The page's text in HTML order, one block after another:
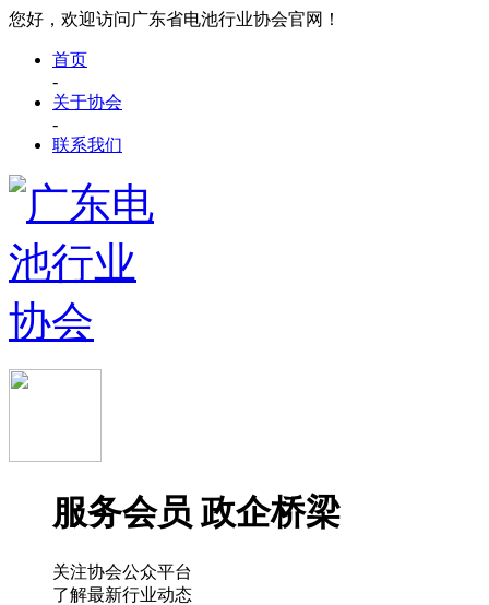
您好，欢迎访问广东省电池行业协会官网！
首页
-
关于协会
-
联系我们
服务会员 政企桥梁
关注协会公众平台
了解最新行业动态